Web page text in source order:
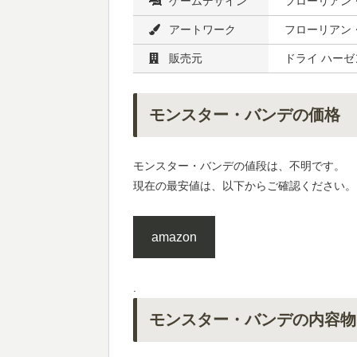
アートワーク フローリアン
販売元 ドライ ハーゼ
モンスター・バンデの価格
モンスター・バンデの値段は、不明です。
現在の最安値は、以下からご確認ください。
amazon
.
モンスター・バンデの内容物